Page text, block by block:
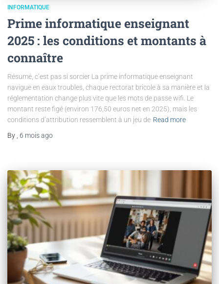
INFORMATIQUE
Prime informatique enseignant
2025 : les conditions et montants à
connaître
Résumé, c’est pas si sorcier La prime informatique enseignant
navigue en eaux troubles, chaque rectorat bricole à sa manière et la
réglementation change plus vite que les mots de passe wifi. Le
montant reste figé (environ 176,50 euros net en 2025), mais les
conditions d’attribution ressemblent à un jeu de Read more
By , 6 moisago